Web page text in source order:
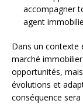
accompagner
agent
Dans un contexte
marché
opportunités,
évolutions et
conséquence